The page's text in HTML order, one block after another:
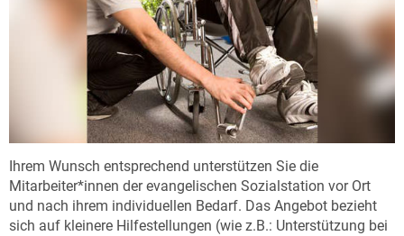
Ihrem Wunsch entsprechend unterstützen Sie die
Mitarbeiter*innen der evangelischen Sozialstation vor Ort
und nach ihrem individuellen Bedarf. Das Angebot bezieht
sich auf kleinere Hilfestellungen (wie z.B.: Unterstützung bei